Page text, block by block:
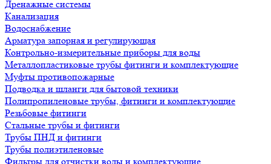
Дренажные системы
Канализация
Водоснабжение
Арматура запорная и регулирующая
Контрольно-измерительные приборы для воды
Металлопластиковые трубы фитинги и комплектующие
Муфты противопожарные
Подводка и шланги для бытовой техники
Полипропиленовые трубы, фитинги и комплектующие
Резьбовые фитинги
Стальные трубы и фитинги
Трубы ПНД и фитинги
Трубы полиэтиленовые
Фильтры для отчистки воды и комплектующие